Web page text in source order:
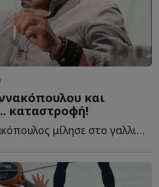
και
καταστροφή!
Ο Δημήτρης Γιαννακόπουλος μίλησε στο γαλλικό κανάλι Eu...